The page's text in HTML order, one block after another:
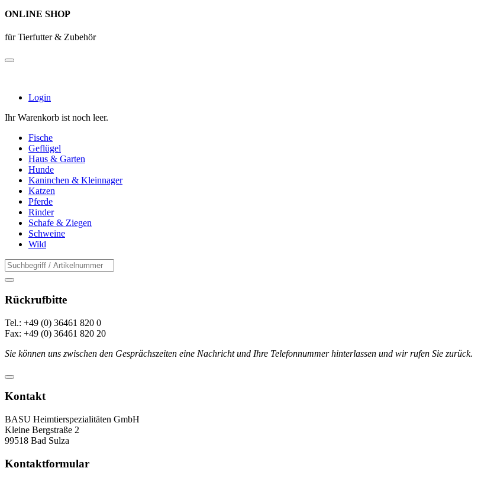
ONLINE SHOP
für Tierfutter & Zubehör
Login
Ihr Warenkorb ist noch leer.
Fische
Geflügel
Haus & Garten
Hunde
Kaninchen & Kleinnager
Katzen
Pferde
Rinder
Schafe & Ziegen
Schweine
Wild
Rückrufbitte
Tel.: +49 (0) 36461 820 0
Fax: +49 (0) 36461 820 20
Sie können uns zwischen den Gesprächszeiten eine Nachricht und Ihre Telefonnummer hinterlassen und wir rufen Sie zurück.
Kontakt
BASU Heimtierspezialitäten GmbH
Kleine Bergstraße 2
99518 Bad Sulza
Kontaktformular